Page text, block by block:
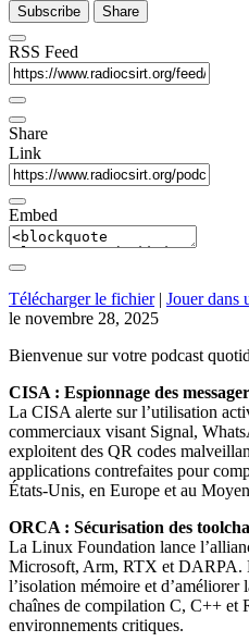
Subscribe Share
RSS Feed
Share
Link
Embed
Télécharger le fichier| Jouer dans
le novembre 28, 2025
Bienvenue sur votre podcast
CISA : Espionnage des
La CISA alerte sur l’utilisation
commerciaux visant Signal,
exploitent des QR codes
applications contrefaites pour
États-Unis, en Europe et au
ORCA : Sécurisation des
La Linux Foundation lance
Microsoft, Arm, RTX et DARPA.
l’isolation mémoire et d’améliorer
chaînes de compilation C, C++ et
environnements critiques.